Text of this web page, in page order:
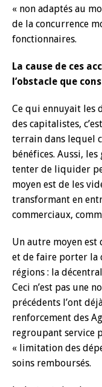
« non adaptés au
de la concurrence
fonctionnaires.
La cause de ces
l’obstacle que
Ce qui ennuyait les
des capitalistes,
terrain dans lequel
bénéfices. Aussi, les
tenter de liquider
moyen est de les
transformant en
commerciaux,
Un autre moyen est
et de faire porter la
régions : la
Ceci n’est pas une
précédents l’ont
renforcement des
regroupant service
« limitation des
soins remboursés.